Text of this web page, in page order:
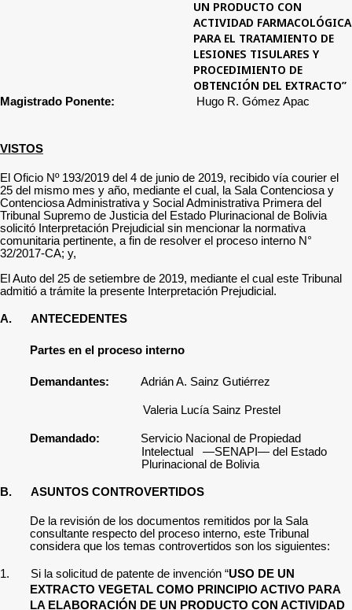
UN PRODUCTO CON
ACTIVIDAD FARMACOLÓGICA
PARA EL TRATAMIENTO DE
LESIONES TISULARES Y
PROCEDIMIENTO DE
OBTENCIÓN DEL EXTRACTO”
Magistrado Ponente: Hugo R. Gómez Apac
VISTOS
El Oficio Nº 193/2019 del 4 de junio de 2019, recibido vía courier el
25 del mismo mes y año, mediante el cual, la Sala Contenciosa y
Contenciosa Administrativa y Social Administrativa Primera del
Tribunal Supremo de Justicia del Estado Plurinacional de Bolivia
solicitó Interpretación Prejudicial sin mencionar la normativa
comunitaria pertinente, a fin de resolver el proceso interno N°
32/2017-CA; y,
El Auto del 25 de setiembre de 2019, mediante el cual este Tribunal
admitió a trámite la presente Interpretación Prejudicial.
A. ANTECEDENTES
Partes en el proceso interno
Demandantes: Adrián A. Sainz Gutiérrez
Valeria Lucía Sainz Prestel
Demandado: Servicio Nacional de Propiedad
Intelectual —SENAPI— del Estado
Plurinacional de Bolivia
B. ASUNTOS CONTROVERTIDOS
De la revisión de los documentos remitidos por la Sala
consultante respecto del proceso interno, este Tribunal
considera que los temas controvertidos son los siguientes:
1. Si la solicitud de patente de invención “USO DE UN
EXTRACTO VEGETAL COMO PRINCIPIO ACTIVO PARA
LA ELABORACIÓN DE UN PRODUCTO CON ACTIVIDAD